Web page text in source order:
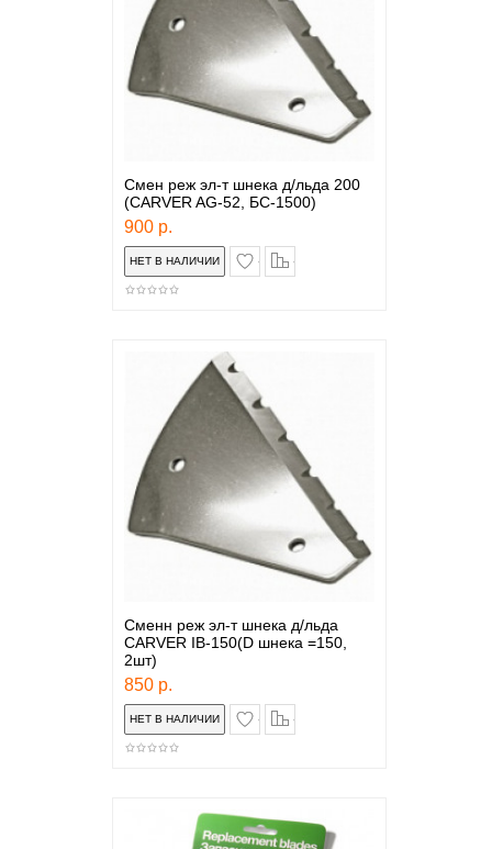
Смен реж эл-т шнека д/льда 200
(СARVER AG-52, БС-1500)
900 р.
в закладки
Сменн реж эл-т шнека д/льда
СARVER IB-150(D шнека =150,
2шт)
850 р.
в закладки